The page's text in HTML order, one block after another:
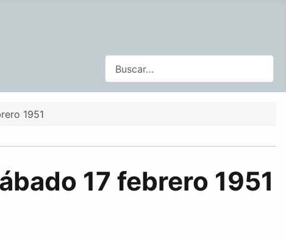
1951
17 febrero 1951